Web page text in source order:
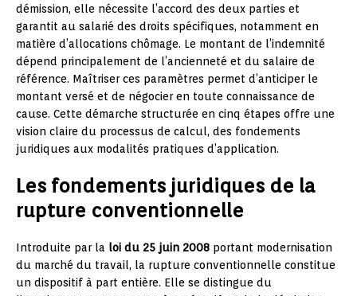
démission, elle nécessite l’accord des deux parties et
garantit au salarié des droits spécifiques, notamment en
matière d’allocations chômage. Le montant de l’indemnité
dépend principalement de l’ancienneté et du salaire de
référence. Maîtriser ces paramètres permet d’anticiper le
montant versé et de négocier en toute connaissance de
cause. Cette démarche structurée en cinq étapes offre une
vision claire du processus de calcul, des fondements
juridiques aux modalités pratiques d’application.
Les fondements juridiques de la
rupture conventionnelle
Introduite par la loi du 25 juin 2008 portant modernisation
du marché du travail, la rupture conventionnelle constitue
un dispositif à part entière. Elle se distingue du